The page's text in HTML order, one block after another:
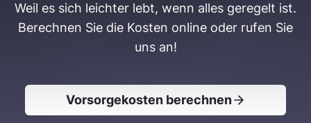
Weil es sich leichter lebt, wenn alles geregelt ist.
Berechnen Sie die Kosten online oder rufen Sie
uns an!
Vorsorgekosten berechnen